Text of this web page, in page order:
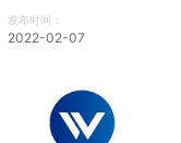
发布时间：
2022-02-07